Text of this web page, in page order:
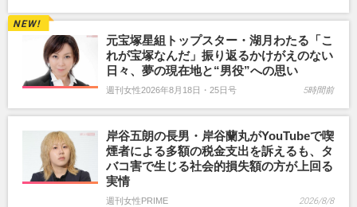
元宝塚星組トップスター・湖月わたる「こ
れが宝塚なんだ」振り返るかけがえのない
日々、夢の現在地と“男役”への思い
週刊女性2026年8月18日・25日号 5時間前
岸谷五朗の長男・岸谷蘭丸がYouTubeで喫
煙者による多額の税金支出を訴えるも、タ
バコ害で生じる社会的損失額の方が上回る
実情
週刊女性PRIME 2026/8/8